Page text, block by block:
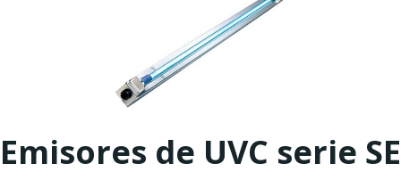
Emisores de UVC serie SE